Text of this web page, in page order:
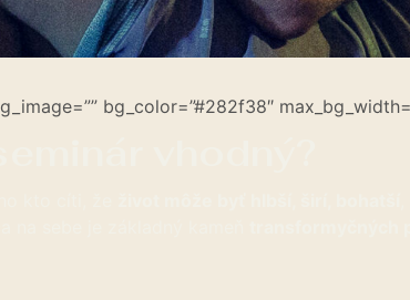
bg_color=”#282f38″